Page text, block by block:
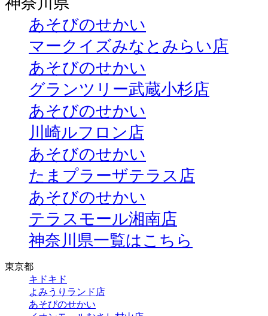
あそびのせかい
マークイズみなとみらい店
あそびのせかい
グランツリー武蔵小杉店
あそびのせかい
川崎ルフロン店
あそびのせかい
たまプラーザテラス店
あそびのせかい
テラスモール湘南店
神奈川県一覧はこちら
東京都
キドキド
よみうりランド店
あそびのせかい